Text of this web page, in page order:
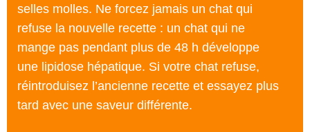
selles molles. Ne forcez jamais un chat qui
refuse la nouvelle recette : un chat qui ne
mange pas pendant plus de 48 h développe
une lipidose hépatique. Si votre chat refuse,
réintroduisez l’ancienne recette et essayez plus
tard avec une saveur différente.